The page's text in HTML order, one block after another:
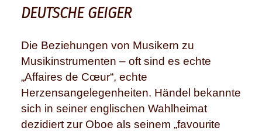
DEUTSCHE GEIGER
Die Beziehungen von Musikern zu
Musikinstrumenten – oft sind es echte
„Affaires de Cœur“, echte
Herzensangelegenheiten. Händel bekannte
sich in seiner englischen Wahlheimat
dezidiert zur Oboe als seinem „favourite